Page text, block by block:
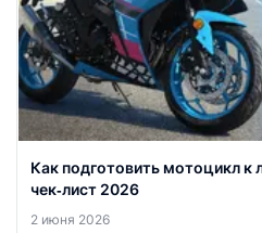
Как подготовить мотоцикл к
чек‑лист 2026
2 июня 2026